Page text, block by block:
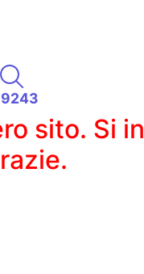
sito. Si